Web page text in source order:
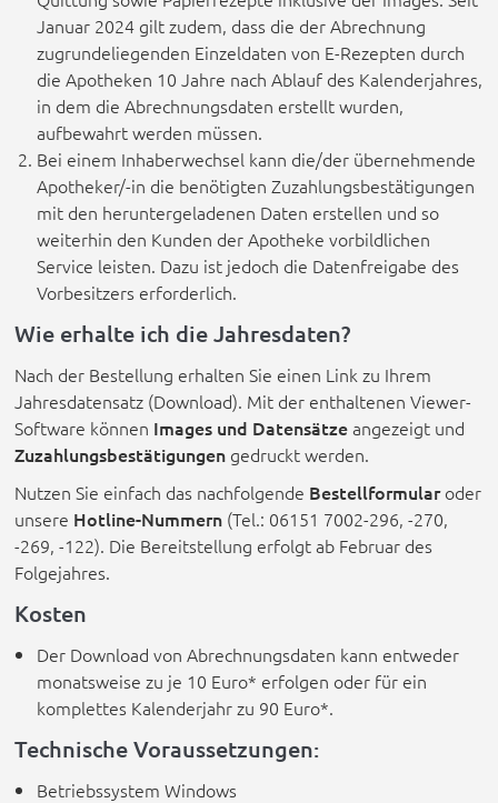
Januar 2024 gilt zudem, dass die der Abrechnung
zugrundeliegenden Einzeldaten von E-Rezepten durch
die Apotheken 10 Jahre nach Ablauf des Kalenderjahres,
in dem die Abrechnungsdaten erstellt wurden,
aufbewahrt werden müssen.
Bei einem Inhaberwechsel kann die/der übernehmende
Apotheker/-in die benötigten Zuzahlungsbestätigungen
mit den heruntergeladenen Daten erstellen und so
weiterhin den Kunden der Apotheke vorbildlichen
Service leisten. Dazu ist jedoch die Datenfreigabe des
Vorbesitzers erforderlich.
Wie erhalte ich die Jahresdaten?
Nach der Bestellung erhalten Sie einen Link zu Ihrem
Jahresdatensatz (Download). Mit der enthaltenen Viewer-
Software können Images und Datensätzeangezeigt und
Zuzahlungsbestätigungengedruckt werden.
Nutzen Sie einfach das nachfolgende Bestellformularoder
unsere Hotline-Nummern(Tel.: 06151 7002-296, -270,
-269, -122). Die Bereitstellung erfolgt ab Februar des
Folgejahres.
Kosten
Der Download von Abrechnungsdaten kann entweder
monatsweise zu je 10 Euro* erfolgen oder für ein
komplettes Kalenderjahr zu 90 Euro*.
Technische Voraussetzungen:
Betriebssystem Windows